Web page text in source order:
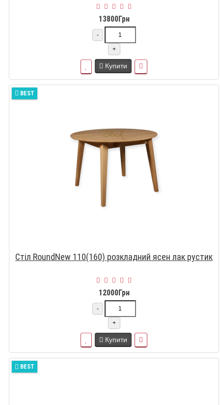
13800Грн
-
+
Купити
BEST
Стіл RoundNew 110(160) розкладний ясен лак рустик
12000Грн
-
+
Купити
BEST